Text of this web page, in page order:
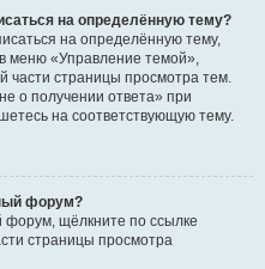
на определённую тему?
на определённую тему,
меню «Управление темой»,
части страницы просмотра тем.
о получении ответа» при
на соответствующую тему.
форум?
щёлкните по ссылке
страницы просмотра